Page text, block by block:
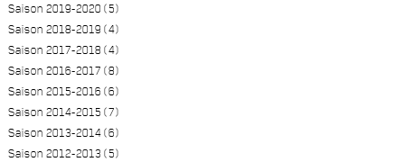
Saison 2019-2020 (5)
Saison 2018-2019 (4)
Saison 2017-2018 (4)
Saison 2016-2017 (8)
Saison 2015-2016 (6)
Saison 2014-2015 (7)
Saison 2013-2014 (6)
Saison 2012-2013 (5)